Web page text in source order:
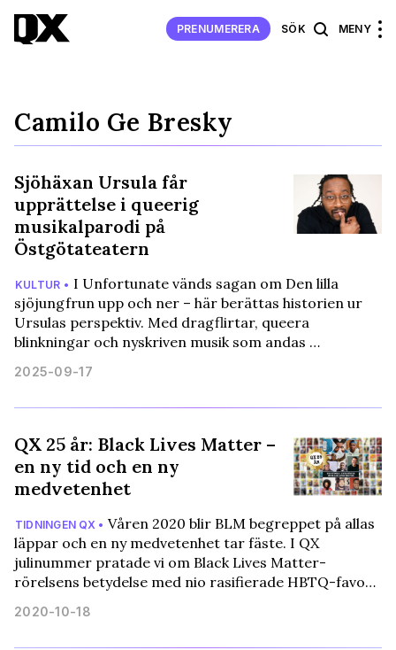
PRENUMERERA SÖK MENY
Camilo Ge Bresky
Sjöhäxan Ursula får
upprättelse i queerig
musikalparodi på
Östgötateatern
KULTUR • I Unfortunate vänds sagan om Den lilla
sjöjungfrun upp och ner – här berättas historien ur
Ursulas perspektiv. Med dragflirtar, queera
blinkningar och nyskriven musik som andas …
2025-09-17
QX 25 år: Black Lives Matter –
en ny tid och en ny
medvetenhet
TIDNINGEN QX • Våren 2020 blir BLM begreppet på allas
läppar och en ny medvetenhet tar fäste. I QX
julinummer pratade vi om Black Lives Matter-
rörelsens betydelse med nio rasifierade HBTQ-favo…
2020-10-18